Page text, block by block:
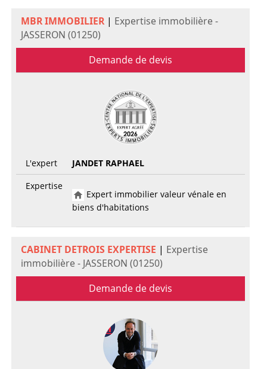
MBR IMMOBILIER| Expertise immobilière -
JASSERON (01250)
Demande de devis
L'expert
JANDET RAPHAEL
Expertise
Expert immobilier valeur vénale en
biens d'habitations
CABINET DETROIS EXPERTISE | Expertise
immobilière - JASSERON (01250)
Demande de devis